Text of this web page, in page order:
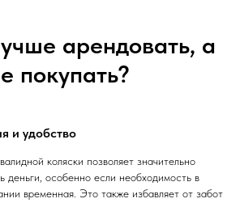
арендовать, а
покупать?
и удобство
коляски позволяет значительно
деньги, особенно если необходимость в
временная. Это также избавляет от забот